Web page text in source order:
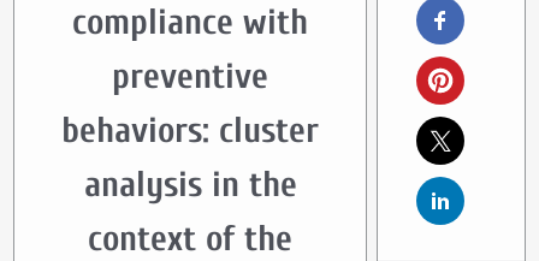
compliance with
preventive
behaviors: cluster
analysis in the
context of the